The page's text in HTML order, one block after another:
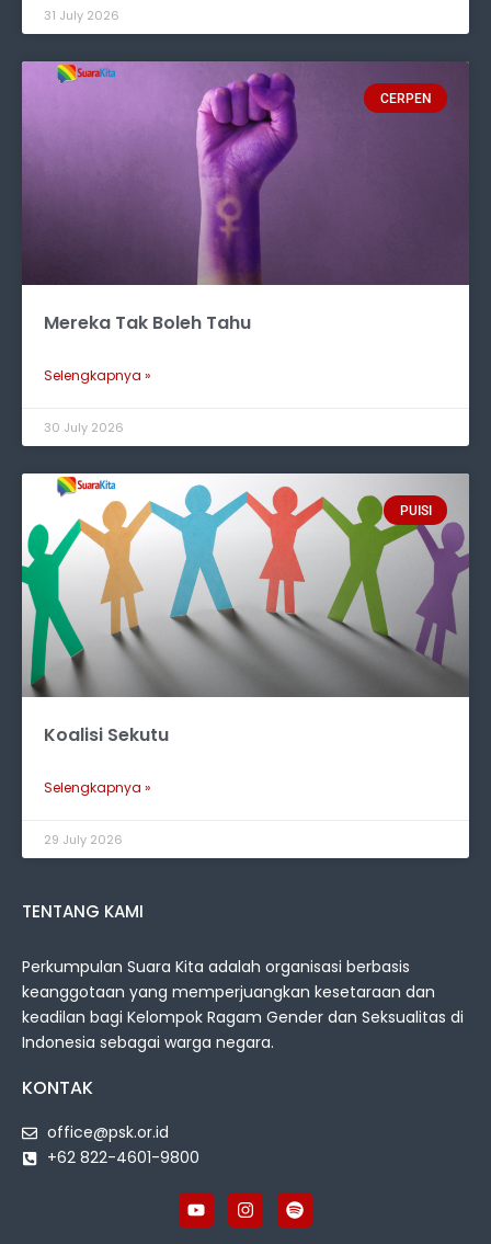
31 July 2026
CERPEN
Mereka Tak Boleh Tahu
Selengkapnya »
30 July 2026
PUISI
Koalisi Sekutu
Selengkapnya »
29 July 2026
TENTANG KAMI
Perkumpulan Suara Kita adalah organisasi berbasis
keanggotaan yang memperjuangkan kesetaraan dan
keadilan bagi Kelompok Ragam Gender dan Seksualitas di
Indonesia sebagai warga negara.
KONTAK
office@psk.or.id
+62 822-4601-9800